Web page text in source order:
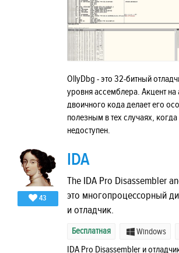
OllyDbg - это 32-битный
уровня ассемблера. Акцент на
двоичного кода делает его
полезным в тех случаях, когда
недоступен.
43
IDA
The IDA Pro Disassembler
это многопроцессорный
и отладчик.
Бесплатная Windows
IDA Pro Disassembler и